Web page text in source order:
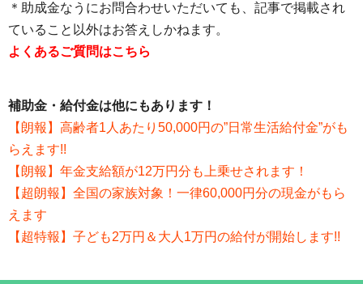
＊助成金なうにお問合わせいただいても、記事で掲載され
ていること以外はお答えしかねます。
よくあるご質問はこちら
補助金・給付金は他にもあります！
【朗報】高齢者1人あたり50,000円の”日常生活給付金”がも
らえます!!
【朗報】年金支給額が12万円分も上乗せされます！
【超朗報】全国の家族対象！一律60,000円分の現金がもら
えます
【超特報】子ども2万円＆大人1万円の給付が開始します!!